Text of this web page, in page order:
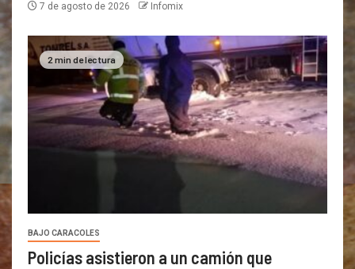
7 de agosto de 2026 Infomix
2 min de lectura
BAJO CARACOLES
Policías asistieron a un camión que